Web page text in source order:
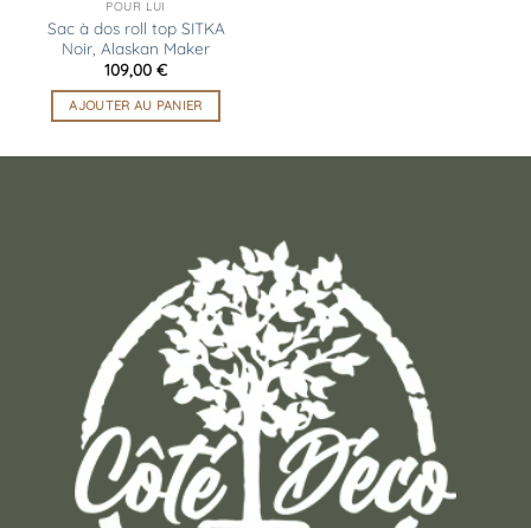
POUR LUI
Sac à dos roll top SITKA
Noir, Alaskan Maker
109,00 €
AJOUTER AU PANIER